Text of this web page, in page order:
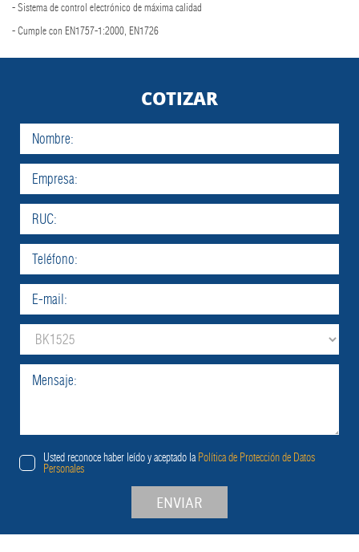
- Sistema de control electrónico de máxima calidad
- Cumple con EN1757-1:2000, EN1726
COTIZAR
Usted reconoce haber leído y aceptado laPolítica de Protección de Datos
Personales
ENVIAR